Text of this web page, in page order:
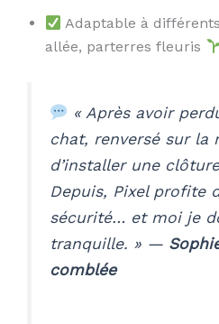
Adaptable à
allée, parterres fleuris
« Après avoir
chat, renversé sur la
d’installer une
Depuis, Pixel profite
sécurité… et moi je
tranquille. » —
comblée